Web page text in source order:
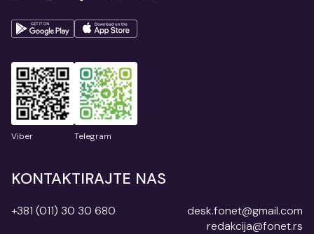
Viber Telegram
KONTAKTIRAJTE NAS
+381 (011) 30 30 680
desk.fonet@gmail.com
redakcija@fonet.rs